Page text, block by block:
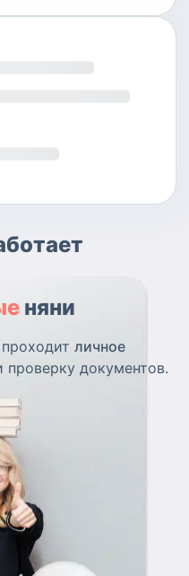
няни
личное
проверку документов.